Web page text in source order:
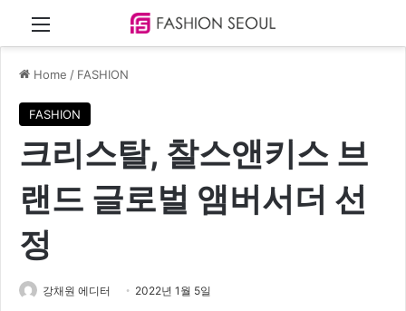
Menu
Home / FASHION
FASHION
크리스탈, 찰스앤키스 브
랜드 글로벌 앰버서더 선
정
강채원 에디터 2022년 1월 5일